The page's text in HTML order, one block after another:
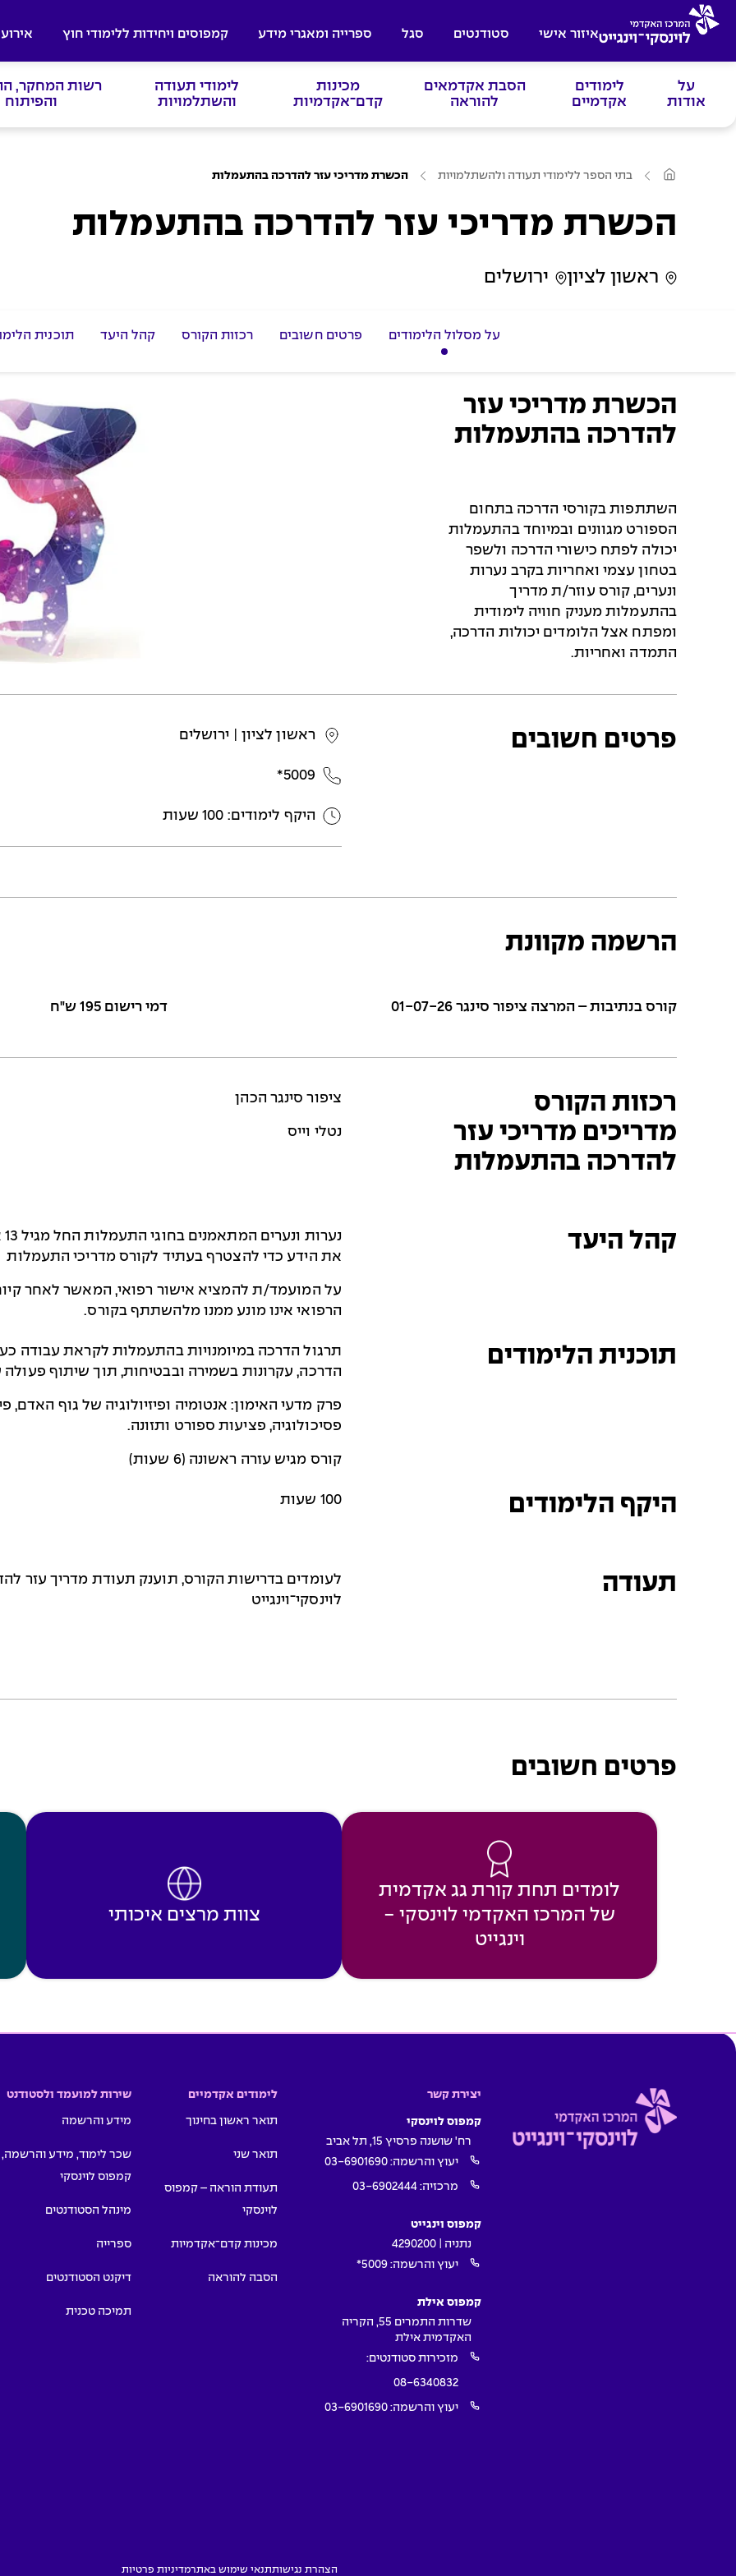
איזור אישי סטודנטים סגל ספרייה ומאגרי מידע קמפוסים ויחידות ללימודי חוץ
על
אודות
לימודים
אקדמיים
הסבת אקדמאים
להוראה
מכינות
קדם־אקדמיות
לימודי תעודה
והשתלמויות
רשות המחקר,
והפיתוח
ע
מ
ב
בתי הספר ללימודי תעודה ולהשתלמויות הכשרת מדריכי עזר להדרכה בהתעמלות
הכשרת מדריכי עזר להדרכה בהתעמלות
ראשון לציון ירושלים
על מסלול הלימודים פרטים חשובים רכזות הקורס קהל היעד תוכנית
הכשרת מדריכי עזר
להדרכה בהתעמלות
השתתפות בקורסי הדרכה בתחום
הספורט מגוונים ובמיוחד בהתעמלות
יכולה לפתח כישורי הדרכה ולשפר
בטחון עצמי ואחריות בקרב נערות
ונערים, קורס עוזר/ת מדריך
בהתעמלות מעניק חוויה לימודית
ומפתח אצל הלומדים יכולות הדרכה,
התמדה ואחריות.
פרטים חשובים ראשון לציון | ירושלים
5009*
היקף לימודים: 100 שעות
הרשמה מקוונת
קורס בנתיבות – המרצה ציפור סינגר 01-07-26 דמי רישום 195 ש"ח
רכזות הקורס
מדריכים מדריכי עזר
להדרכה בהתעמלות
ציפור סינגר הכהן
נטלי וייס
קהל היעד
את הידע כדי להצטרף בעתיד לקורס מדריכי התעמלות
על המועמד/ת להמציא אישור רפואי, המאשר לאחר
הרפואי אינו מונע ממנו מלהשתתף בקורס.
תוכנית הלימודים
תרגול הדרכה במיומנויות בהתעמלות לקראת עבודה
הדרכה, עקרונות בשמירה ובבטיחות, תוך שיתוף
פרק מדעי האימון: אנטומיה ופיזיולוגיה של גוף האדם,
פסיכולוגיה, פציעות ספורט ותזונה.
קורס מגיש עזרה ראשונה (6 שעות)
היקף הלימודים 100 שעות
תעודה
לעומדים בדרישות הקורס, תוענק תעודת מדריך עזר
לוינסקי־וינגייט
פרטים חשובים
לומדים תחת קורת גג אקדמית
של המרכז האקדמי לוינסקי -
וינגייט
צוות מרצים איכותי
יצירת קשר
קמפוס לוינסקי
רח' שושנה פרסיץ 15, תל אביב
יעוץ והרשמה: 03-6901690
מרכזיה: 03-6902444
קמפוס וינגייט
נתניה | 4290200
יעוץ והרשמה: 5009*
קמפוס אילת
שדרות התמרים 55, הקריה
האקדמית אילת
מזכירות סטודנטים:
08-6340832
יעוץ והרשמה: 03-6901690
לימודים אקדמיים
תואר ראשון בחינוך
תואר שני
תעודת הוראה – קמפוס
לוינסקי
מכינות קדם־אקדמיות
הסבה להוראה
שירות למועמד ולסטודנט
מידע והרשמה
שכר לימוד, מידע והרשמה,
קמפוס לוינסקי
מינהל הסטודנטים
ספרייה
דיקנט הסטודנטים
תמיכה טכנית
הצהרת נגישותתנאי שימוש באתרמדיניות פרטיות